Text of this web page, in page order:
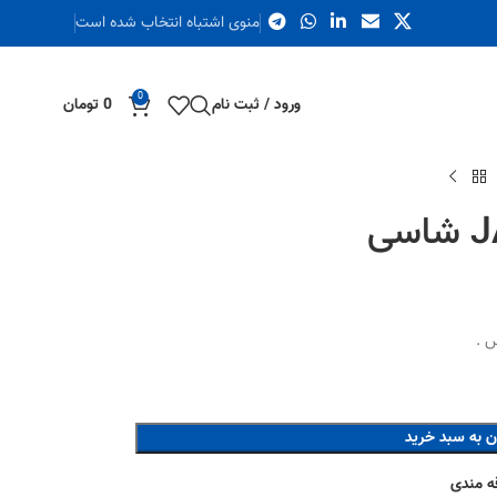
منوی اشتباه انتخاب شده است
ورود / ثبت نام 0
0تومان
به سبد خرید
مندی